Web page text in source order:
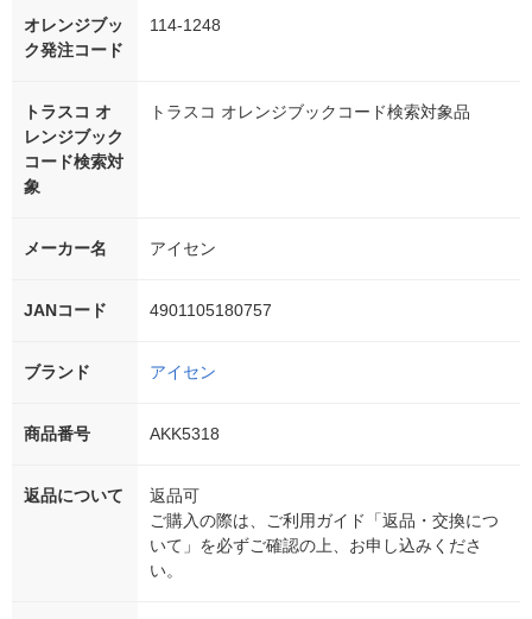
オレンジブッ
ク発注コード
114-1248
トラスコ オ
レンジブック
コード検索対
象
トラスコ オレンジブックコード検索対象品
メーカー名 アイセン
JANコード 4901105180757
ブランド アイセン
商品番号 AKK5318
返品について
返品可
ご購入の際は、ご利用ガイド「返品・交換につ
いて」を必ずご確認の上、お申し込みくださ
い。